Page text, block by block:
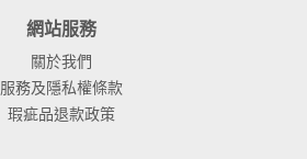
網站服務
關於我們
服務及隱私權條款
瑕疵品退款政策